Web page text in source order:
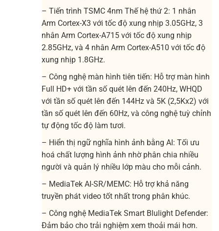
– Tiến trình TSMC 4nm Thế hệ thứ 2: 1 nhân
Arm Cortex-X3 với tốc độ xung nhịp 3.05GHz, 3
nhân Arm Cortex-A715 với tốc độ xung nhịp
2.85GHz, và 4 nhân Arm Cortex-A510 với tốc độ
xung nhịp 1.8GHz.
– Công nghệ màn hình tiên tiến: Hỗ trợ màn hình
Full HD+ với tần số quét lên đến 240Hz, WHQD
với tần số quét lên đến 144Hz và 5K (2,5Kx2) với
tần số quét lên đến 60Hz, và công nghệ tuỳ chỉnh
tự động tốc độ làm tươi.
– Hiển thị ngữ nghĩa hình ảnh bằng AI: Tối ưu
hoá chất lượng hình ảnh nhờ phân chia nhiều
người và quản lý nhiều lớp màu cho mỗi cảnh.
– MediaTek AI-SR/MEMC: Hỗ trợ khả năng
truyền phát video tốt nhất trong phân khúc.
– Công nghệ MediaTek Smart Blulight Defender:
Đảm bảo cho trải nghiệm xem thoải mái hơn.